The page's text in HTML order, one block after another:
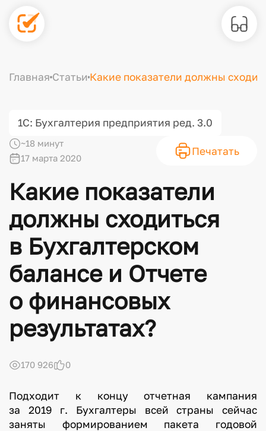
Главная Статьи Какие показатели должны
1С: Бухгалтерия предприятия ред. 3.0
~18 минут
17 марта 2020
Печатать
Какие показатели
должны сходиться
в Бухгалтерском
балансе и Отчете
о финансовых
результатах?
170 926 0
Подходит к концу отчетная кампания
за 2019 г. Бухгалтеры всей страны сейчас
заняты формированием пакета годовой